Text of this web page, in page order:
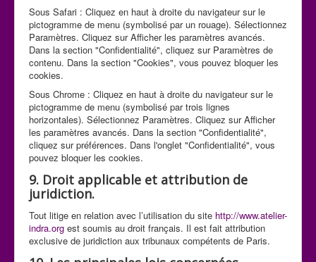
Sous Safari : Cliquez en haut à droite du navigateur sur le
pictogramme de menu (symbolisé par un rouage). Sélectionnez
Paramètres. Cliquez sur Afficher les paramètres avancés.
Dans la section "Confidentialité", cliquez sur Paramètres de
contenu. Dans la section "Cookies", vous pouvez bloquer les
cookies.
Sous Chrome : Cliquez en haut à droite du navigateur sur le
pictogramme de menu (symbolisé par trois lignes
horizontales). Sélectionnez Paramètres. Cliquez sur Afficher
les paramètres avancés. Dans la section "Confidentialité",
cliquez sur préférences. Dans l'onglet "Confidentialité", vous
pouvez bloquer les cookies.
9. Droit applicable et attribution de
juridiction.
Tout litige en relation avec l’utilisation du site http://www.atelier-
indra.org est soumis au droit français. Il est fait attribution
exclusive de juridiction aux tribunaux compétents de Paris.